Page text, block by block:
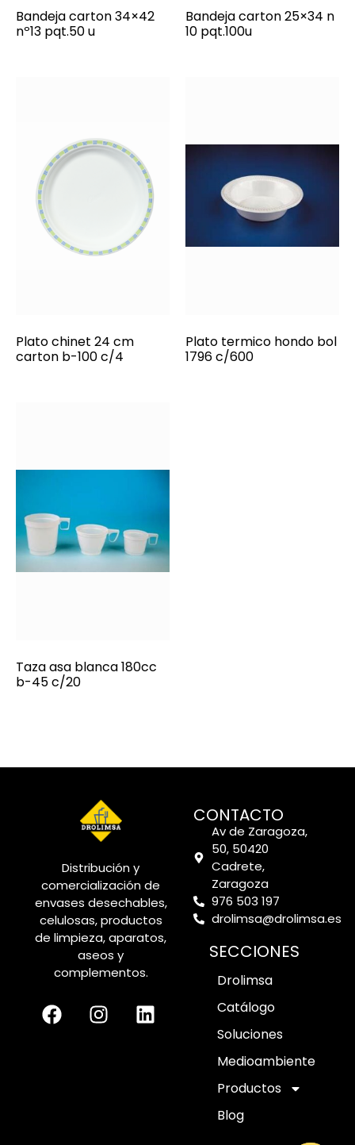
Bandeja carton 34×42
nº13 pqt.50 u
Bandeja carton 25×34 n
10 pqt.100u
Plato chinet 24 cm
carton b-100 c/4
Plato termico hondo bol
1796 c/600
Taza asa blanca 180cc
b-45 c/20
Distribución y
comercialización de
envases desechables,
celulosas, productos
de limpieza, aparatos,
aseos y
complementos.
CONTACTO
Av de Zaragoza,
50, 50420
Cadrete,
Zaragoza
976 503 197
drolimsa@drolimsa.es
SECCIONES
Drolimsa
Catálogo
Soluciones
Medioambiente
Productos
Blog